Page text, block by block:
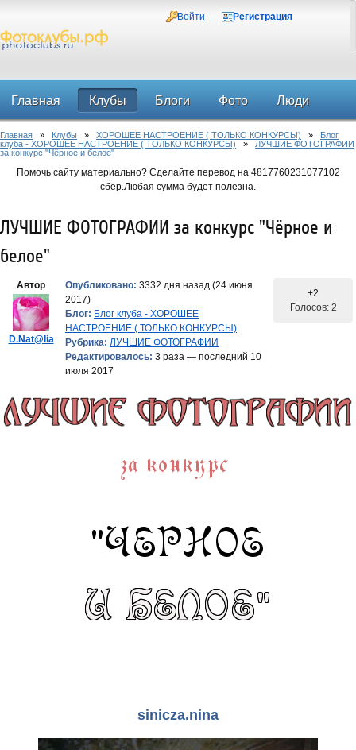
Войти Регистрация
Главная Клубы Блоги Фото Люди
Форум
Главная » Клубы » ХОРОШЕЕ НАСТРОЕНИЕ ( ТОЛЬКО КОНКУРСЫ) » Блог
клуба - ХОРОШЕЕ НАСТРОЕНИЕ ( ТОЛЬКО КОНКУРСЫ) » ЛУЧШИЕ ФОТОГРАФИИ
за конкурс "Чёрное и белое"
Помочь сайту материально? Сделайте перевод на 4817760231077102
сбер.Любая сумма будет полезна.
ЛУЧШИЕ ФОТОГРАФИИ за конкурс "Чёрное и
белое"
Автор
D.Nat@lia
Опубликовано: 3332 дня назад (24 июня
2017)
Блог: Блог клуба - ХОРОШЕЕ
НАСТРОЕНИЕ ( ТОЛЬКО КОНКУРСЫ)
Рубрика: ЛУЧШИЕ ФОТОГРАФИИ
Редактировалось: 3 раза — последний 10
июля 2017
+2
Голосов: 2
sinicza.nina